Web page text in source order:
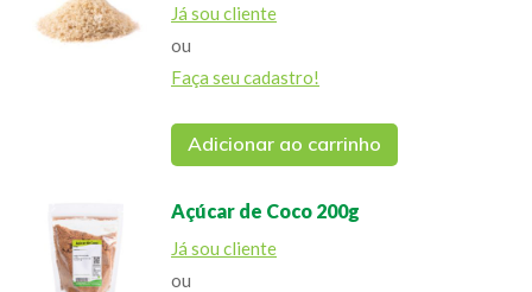
Já sou cliente
ou
Faça seu cadastro!
Adicionar ao carrinho
Açúcar de Coco 200g
Já sou cliente
ou